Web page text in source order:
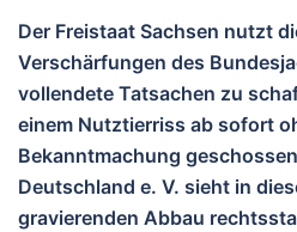
Der Freistaat Sachsen nutzt
Verschärfungen des
vollendete Tatsachen zu
einem Nutztierriss ab sofort
Bekanntmachung
Deutschland e. V. sieht in
gravierenden Abbau